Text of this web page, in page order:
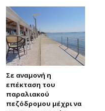
Σε αναμονή η
επέκταση του
παραλιακού
πεζόδρομου μέχρι να